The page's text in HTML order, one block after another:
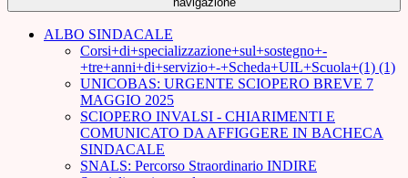
ALBO SINDACALE
Corsi+di+specializzazione+sul+sostegno+-
+tre+anni+di+servizio+-+Scheda+UIL+Scuola+(1) (1)
UNICOBAS: URGENTE SCIOPERO BREVE 7
MAGGIO 2025
SCIOPERO INVALSI - CHIARIMENTI E
COMUNICATO DA AFFIGGERE IN BACHECA
SINDACALE
SNALS: Percorso Straordinario INDIRE